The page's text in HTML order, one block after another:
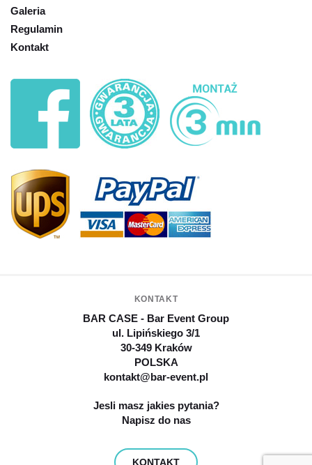
Galeria
Regulamin
Kontakt
KONTAKT
BAR CASE - Bar Event Group
ul. Lipińskiego 3/1
30-349 Kraków
POLSKA
kontakt@bar-event.pl
Jesli masz jakies pytania?
Napisz do nas
KONTAKT